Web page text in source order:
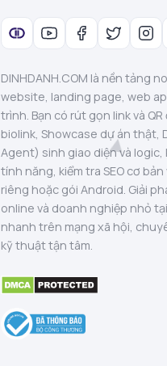
DINHDANH.COM là nền tảng
website, landing page, web
trình. Bạn có rút gọn link và
biolink, Showcase dự án thật,
Agent) sinh giao diện và
tính năng, kiểm tra SEO cơ
riêng hoặc gói Android. Giải
online và doanh nghiệp nhỏ
nhanh trên mạng xã hội,
kỹ thuật tận tâm.